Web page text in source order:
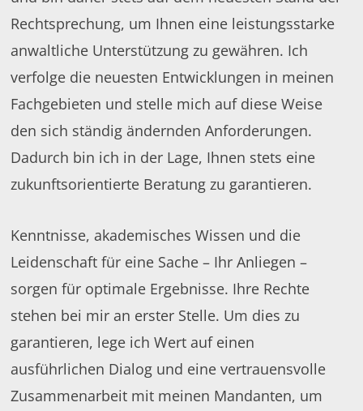
Rechtsprechung, um Ihnen eine leistungsstarke
anwaltliche Unterstützung zu gewähren. Ich
verfolge die neuesten Entwicklungen in meinen
Fachgebieten und stelle mich auf diese Weise
den sich ständig ändernden Anforderungen.
Dadurch bin ich in der Lage, Ihnen stets eine
zukunftsorientierte Beratung zu garantieren.
Kenntnisse, akademisches Wissen und die
Leidenschaft für eine Sache – Ihr Anliegen –
sorgen für optimale Ergebnisse. Ihre Rechte
stehen bei mir an erster Stelle. Um dies zu
garantieren, lege ich Wert auf einen
ausführlichen Dialog und eine vertrauensvolle
Zusammenarbeit mit meinen Mandanten, um